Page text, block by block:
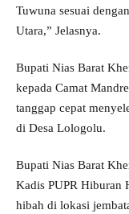
Tuwuna sesuai
Utara,” Jelasnya.
Bupati Nias Barat
kepada Camat
tanggap cepat
di Desa Lologolu.
Bupati Nias Barat
Kadis PUPR Hiburan
hibah di lokasi